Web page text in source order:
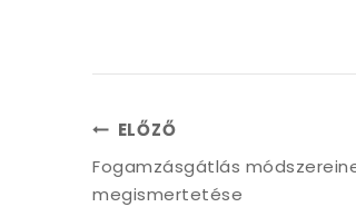
Bejegyzés
navigáció
ELŐZŐ
Fogamzásgátlás
megismertetése